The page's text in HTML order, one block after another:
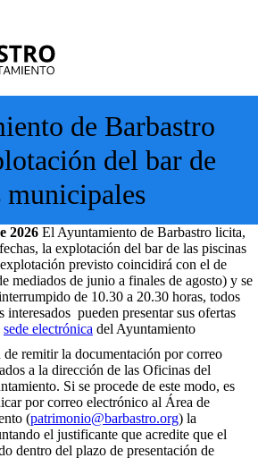
de Barbastro
del bar de
municipales
2026 El Ayuntamiento de Barbastro licita,
la explotación del bar de las piscinas
previsto coincidirá con el de
mediados de junio a finales de agosto) y se
de 10.30 a 20.30 horas, todos
interesados pueden presentar sus ofertas
sede electrónica del Ayuntamiento
remitir la documentación por correo
a la dirección de las Oficinas del
Si se procede de este modo, es
por correo electrónico al Área de
(patrimonio@barbastro.org) la
el justificante que acredite que el
dentro del plazo de presentación de